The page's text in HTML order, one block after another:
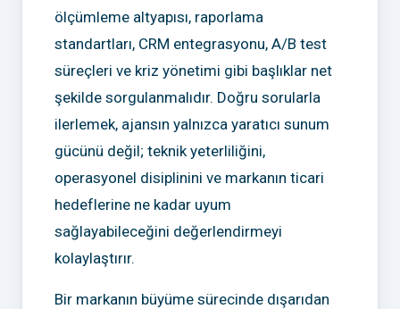
ölçümleme altyapısı, raporlama
standartları, CRM entegrasyonu, A/B test
süreçleri ve kriz yönetimi gibi başlıklar net
şekilde sorgulanmalıdır. Doğru sorularla
ilerlemek, ajansın yalnızca yaratıcı sunum
gücünü değil; teknik yeterliliğini,
operasyonel disiplinini ve markanın ticari
hedeflerine ne kadar uyum
sağlayabileceğini değerlendirmeyi
kolaylaştırır.
Bir markanın büyüme sürecinde dışarıdan